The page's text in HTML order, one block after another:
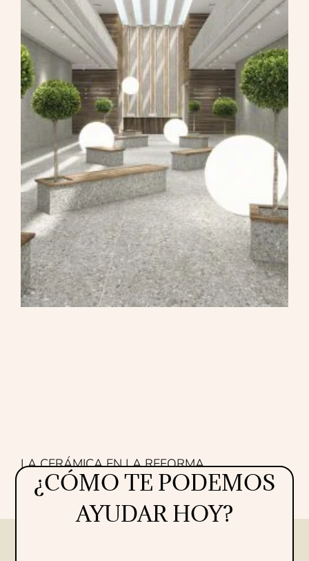
LA CERÁMICA EN LA REFORMA
Proyectos 16/07/2026
¿CÓMO TE PODEMOS
AYUDAR HOY?